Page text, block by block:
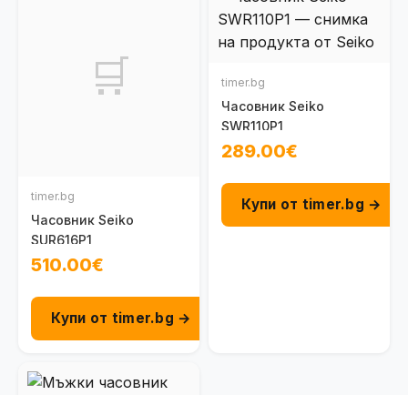
🛒
timer.bg
Часовник Seiko
SUR616P1
510.00€
Купи от timer.bg →
timer.bg
Часовник Seiko
SWR110P1
289.00€
Купи от timer.bg →